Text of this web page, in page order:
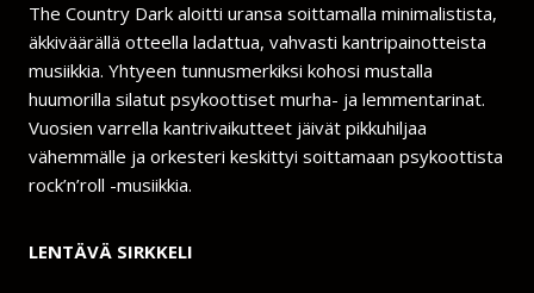
The Country Dark aloitti uransa soittamalla minimalistista,
äkkiväärällä otteella ladattua, vahvasti kantripainotteista
musiikkia. Yhtyeen tunnusmerkiksi kohosi mustalla
huumorilla silatut psykoottiset murha- ja lemmentarinat.
Vuosien varrella kantrivaikutteet jäivät pikkuhiljaa
vähemmälle ja orkesteri keskittyi soittamaan psykoottista
rock’n’roll -musiikkia.
LENTÄVÄ SIRKKELI